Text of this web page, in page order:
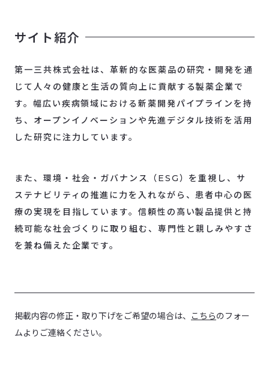
サイト紹介
第一三共株式会社は、革新的な医薬品の研究・開発を通
じて人々の健康と生活の質向上に貢献する製薬企業で
す。幅広い疾病領域における新薬開発パイプラインを持
ち、オープンイノベーションや先進デジタル技術を活用
した研究に注力しています。
また、環境・社会・ガバナンス（ESG）を重視し、サ
ステナビリティの推進に力を入れながら、患者中心の医
療の実現を目指しています。信頼性の高い製品提供と持
続可能な社会づくりに取り組む、専門性と親しみやすさ
を兼ね備えた企業です。
掲載内容の修正・取り下げをご希望の場合は、 こちらのフォー
ムよりご連絡ください。